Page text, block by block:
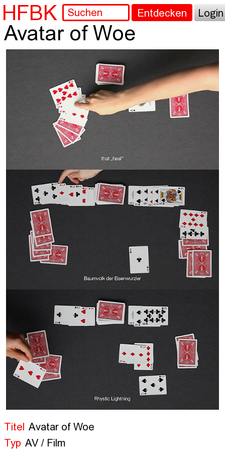
HFBK Entdecken Login
Avatar of Woe
Titel
Avatar of Woe
Typ AV / Film